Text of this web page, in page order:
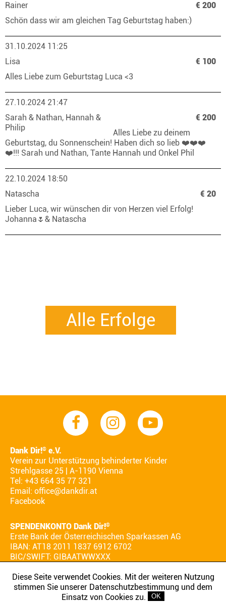
Rainer
€ 200
Schön dass wir am gleichen Tag Geburtstag haben:)
31.10.2024 11:25
Lisa
€ 100
Alles Liebe zum Geburtstag Luca <3
27.10.2024 21:47
Sarah & Nathan, Hannah &
Philip
€ 200
Alles Liebe zu deinem
Geburtstag, du Sonnenschein! Haben dich so lieb ❤️❤️❤️
❤️!!! Sarah und Nathan, Tante Hannah und Onkel Phil
22.10.2024 18:50
Natascha
€ 20
Lieber Luca, wir wünschen dir von Herzen viel Erfolg!
Johanna🌷& Natascha
Alle Erfolge
Dank Dir!® e.V.
Verein zur Unterstützung behinderter Kinder
Strehlgasse 25 | A-1190 Vienna
Tel: +43 664 35 77 321
Email: office@dankdir.at
Facebook
SPENDENKONTO Dank Dir!®
Erste Bank der Österreichischen Sparkassen AG
IBAN: AT18 2011 1837 6912 6702
BIC/SWIFT: GIBAATWWXXX
AGB IMPRESSUM DATENSCHUTZ
Diese Seite verwendet Cookies. Mit der weiteren Nutzung
stimmen Sie unserer Datenschutzbestimmung und dem
Einsatz von Cookies zu.
OK